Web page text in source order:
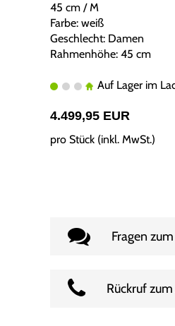
45 cm / M
Farbe: weiß
Geschlecht: Damen
Rahmenhöhe: 45 cm
Auf Lager im
4.499,95 EUR
pro Stück (inkl. MwSt.)
Fragen
Rückruf